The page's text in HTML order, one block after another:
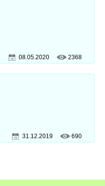
08.05.2020 2368
31.12.2019 690